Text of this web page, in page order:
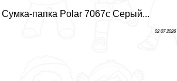
Сумка-папка Polar 7067с Серый...
02 07 2026